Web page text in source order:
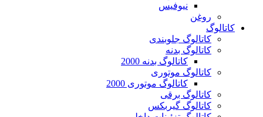
نیوفیس
روغن
کاتالوگ
کاتالوگ جلوبندی
کاتالوگ بدنه
کاتالوگ بدنه 2000
کاتالوگ موتوری
کاتالوگ موتوری 2000
کاتالوگ برقی
کاتالوگ گیربکس